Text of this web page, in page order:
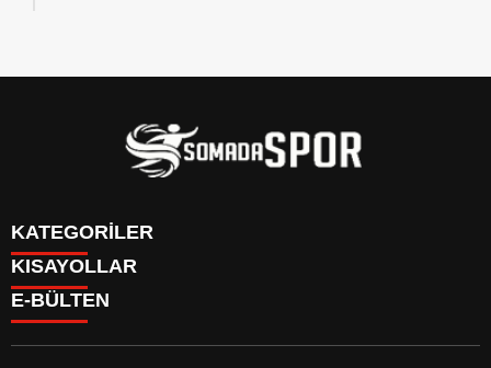
KATEGORİLER
İletişim
İstatistikler & Puan Durumu & Fikstür
KISAYOLLAR
Genel
Somaspor
E-BÜLTEN